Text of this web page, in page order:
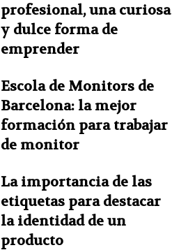
profesional, una curiosa
y dulce forma de
emprender
Escola de Monitors de
Barcelona: la mejor
formación para trabajar
de monitor
La importancia de las
etiquetas para destacar
la identidad de un
producto